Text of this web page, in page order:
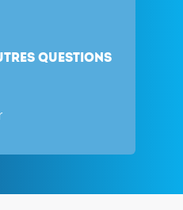
questions